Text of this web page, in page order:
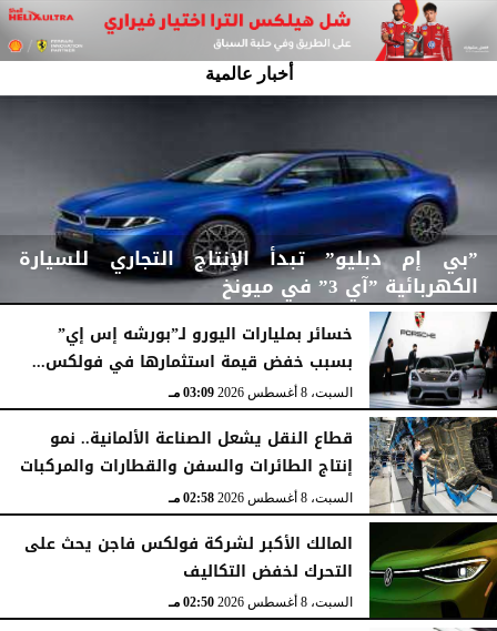
أخبار عالمية
”بي إم دبليو” تبدأ الإنتاج التجاري للسيارة
الكهربائية ”آي 3” في ميونخ
السبت، 8 أغسطس 2026 03:43 مـ
خسائر بمليارات اليورو لـ”بورشه إس إي”
بسبب خفض قيمة استثمارها في فولكس...
السبت، 8 أغسطس 2026 03:09 مـ
قطاع النقل يشعل الصناعة الألمانية.. نمو
إنتاج الطائرات والسفن والقطارات والمركبات
السبت، 8 أغسطس 2026 02:58 مـ
المالك الأكبر لشركة فولكس فاجن يحث على
التحرك لخفض التكاليف
السبت، 8 أغسطس 2026 02:50 مـ